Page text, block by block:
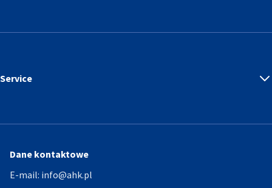
Service
Dane kontaktowe
E-mail: info@ahk.pl